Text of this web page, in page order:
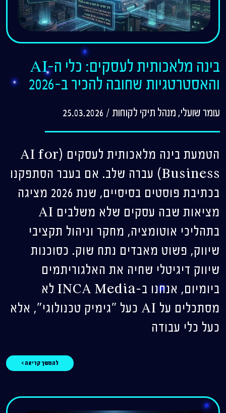
בינה מלאכותית לעסקים: כלי ה-AI
והאסטרטגיות שחובה להכיר ב-2026
עומר שועלי, מנהל תיקי לקוחות /
25.03.2026
הטמעת בינה מלאכותית לעסקים (AI for
Business) עברה שלב. אם בעבר הסתפקנו
בכתיבת פוסטים בסיסיים, שנת 2026 מציגה
מציאות שבה עסקים שלא משלבים AI
בתהליכי אוטומציה, מחקר וניהול תקציבי
שיווק, פשוט מאבדים נתח שוק. כסוכנות
שיווק דיגיטלי שחיה את האלגוריתמים
ביומיום, אנחנו ב-INCA Media לא
מסתכלים על AI כעל "גימיק טכנולוגי", אלא
כעל כלי עבודה
להמשך קריאה >